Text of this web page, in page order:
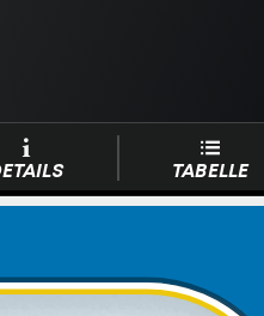
TABELLE